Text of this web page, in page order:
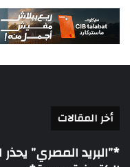
أخر المقالات
*”البريد المصري”